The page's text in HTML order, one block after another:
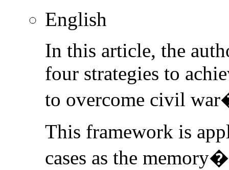
English
In this article, the
four strategies to
to overcome civil
This framework is
cases as the